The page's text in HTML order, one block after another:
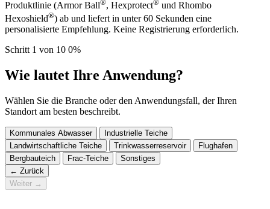
Produktlinie (Armor Ball®, Hexprotect® und Rhombo
Hexoshield®) ab und liefert in unter 60 Sekunden eine
personalisierte Empfehlung. Keine Registrierung erforderlich.
Schritt 1 von 10 0%
Wie lautet Ihre Anwendung?
Wählen Sie die Branche oder den Anwendungsfall, der Ihren
Standort am besten beschreibt.
Kommunales Abwasser
Industrielle Teiche
Landwirtschaftliche Teiche
Trinkwasserreservoir
Flughafen
Bergbauteich
Frac-Teiche
Sonstiges
← Zurück
Weiter →